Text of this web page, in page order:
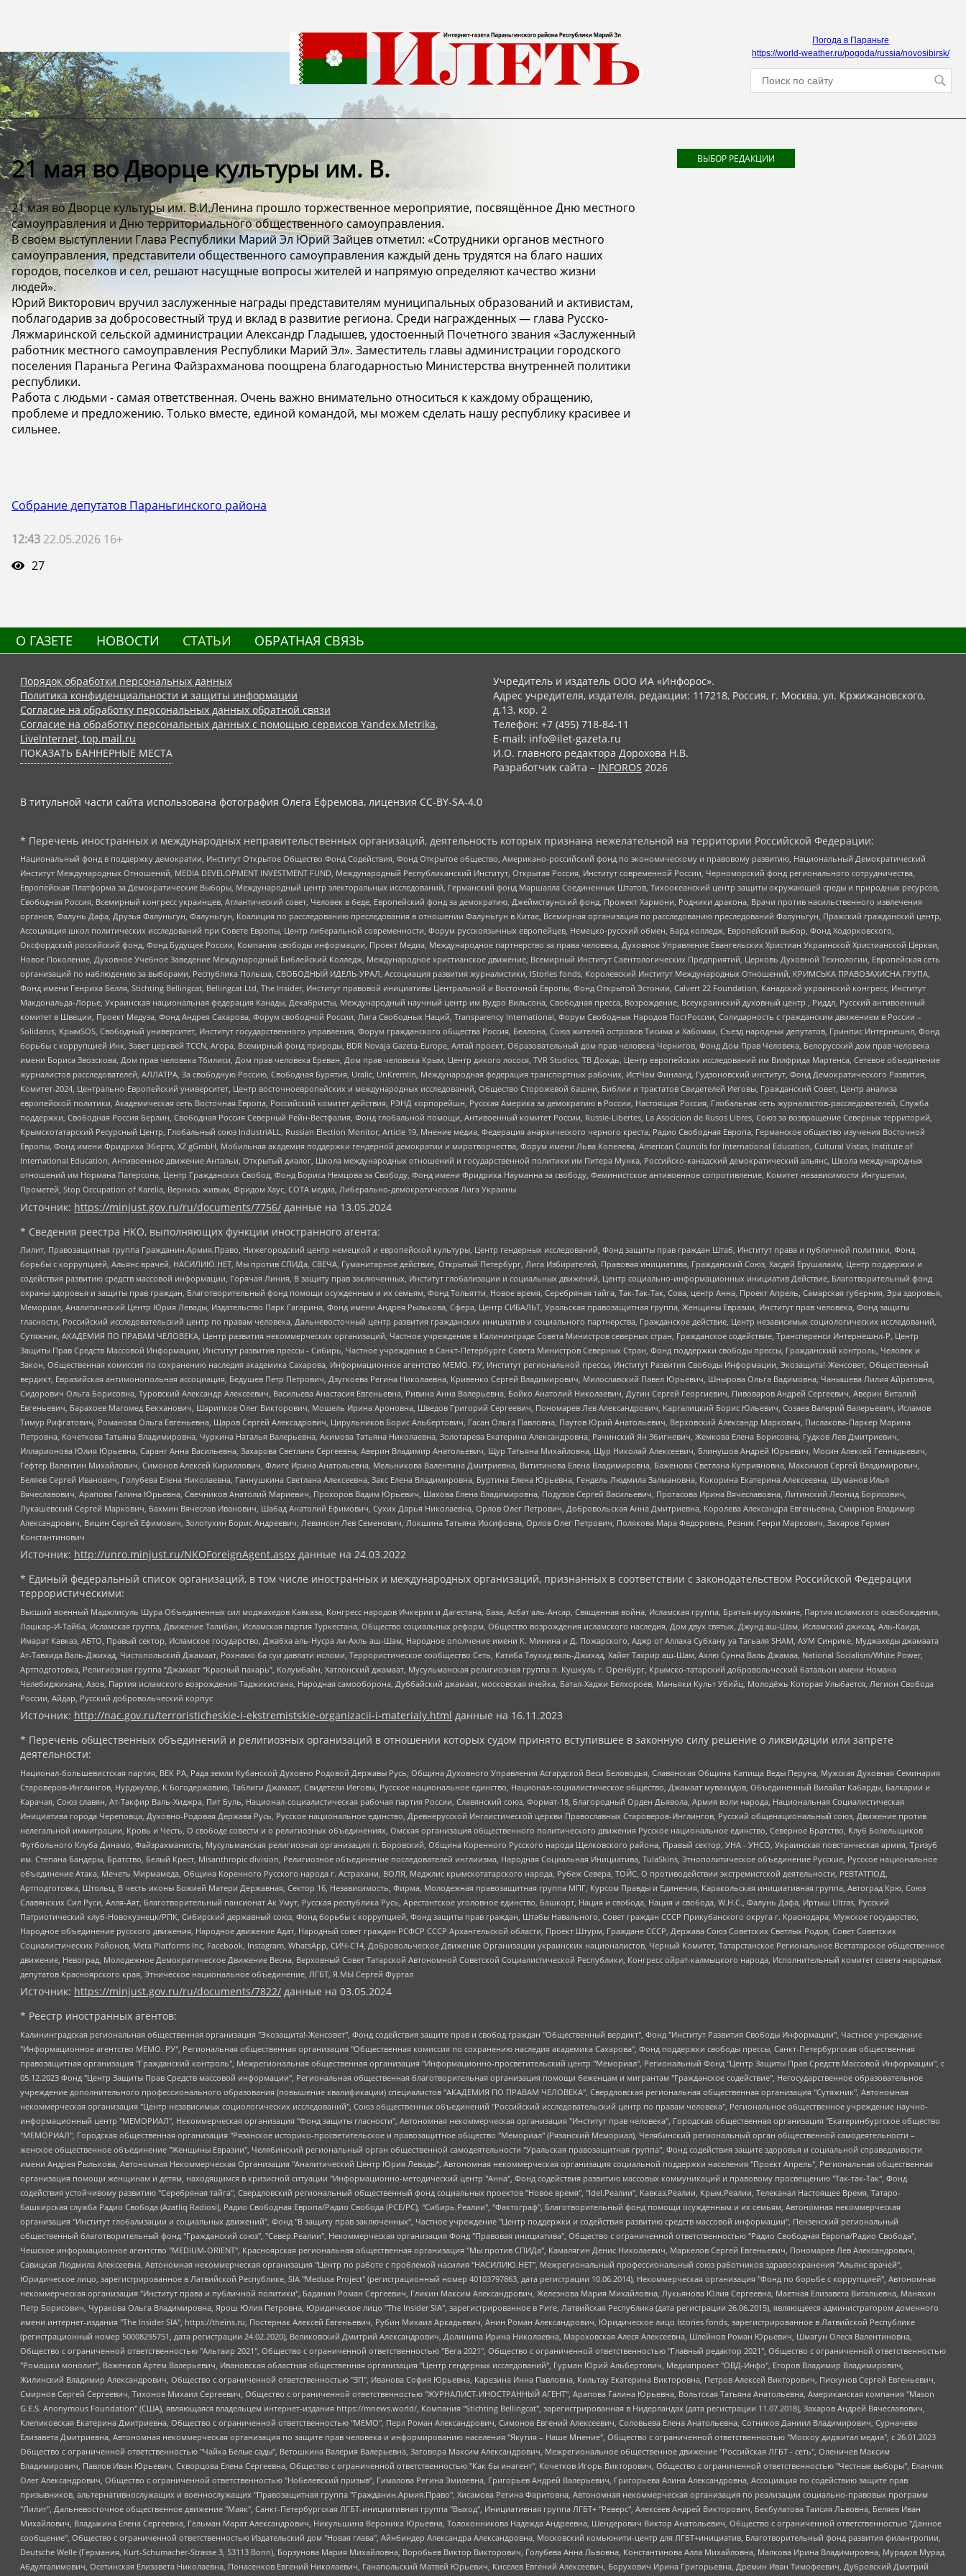
Погода в Параньге
https://world-weather.ru/pogoda/russia/novosibirsk/
21 мая во Дворце культуры им. В.
21 мая во Дворце культуры им. В.И.Ленина прошло торжественное мероприятие, посвящённое Дню местного
самоуправления и Дню территориального общественного самоуправления.
В своем выступлении Глава Республики Марий Эл Юрий Зайцев отметил: «Сотрудники органов местного
самоуправления, представители общественного самоуправления каждый день трудятся на благо наших
городов, поселков и сел, решают насущные вопросы жителей и напрямую определяют качество жизни
людей».
Юрий Викторович вручил заслуженные награды представителям муниципальных образований и активистам,
поблагодарив за добросовестный труд и вклад в развитие региона. Среди награжденных — глава Русско-
Ляжмаринской сельской администрации Александр Гладышев, удостоенный Почетного звания «Заслуженный
работник местного самоуправления Республики Марий Эл». Заместитель главы администрации городского
поселения Параньга Регина Файзрахманова поощрена благодарностью Министерства внутренней политики
республики.
Работа с людьми - самая ответственная. Очень важно внимательно относиться к каждому обращению,
проблеме и предложению. Только вместе, единой командой, мы можем сделать нашу республику красивее и
сильнее.
Собрание депутатов Параньгинского района
12:43 22.05.2026 16+
27
ВЫБОР РЕДАКЦИИ
О ГАЗЕТЕ НОВОСТИ СТАТЬИ ОБРАТНАЯ СВЯЗЬ
Порядок обработки персональных данных
Политика конфиденциальности и защиты информации
Согласие на обработку персональных данных обратной связи
Согласие на обработку персональных данных с помощью сервисов Yandex.Metrika,
LiveInternet, top.mail.ru
ПОКАЗАТЬ БАННЕРНЫЕ МЕСТА
Учредитель и издатель ООО ИА «Инфорос».
Адрес учредителя, издателя, редакции: 117218, Россия, г. Москва, ул. Кржижановского,
д.13, кор. 2
Телефон: +7 (495) 718-84-11
E-mail: info@ilet-gazeta.ru
И.О. главного редактора Дорохова Н.В.
Разработчик сайта – INFOROS 2026
В титульной части сайта использована фотография Олега Ефремова, лицензия CC-BY-SA-4.0
* Перечень иностранных и международных неправительственных организаций, деятельность которых признана нежелательной на территории Российской Федерации:
Национальный фонд в поддержку демократии, Институт Открытое Общество Фонд Содействия, Фонд Открытое общество, Американо-российский фонд по экономическому и правовому развитию, Национальный Демократический
Институт Международных Отношений, MEDIA DEVELOPMENT INVESTMENT FUND, Международный Республиканский Институт, Открытая Россия, Институт современной России, Черноморский фонд регионального сотрудничества,
Европейская Платформа за Демократические Выборы, Международный центр электоральных исследований, Германский фонд Маршалла Соединенных Штатов, Тихоокеанский центр защиты окружающей среды и природных ресурсов,
Свободная Россия, Всемирный конгресс украинцев, Атлантический совет, Человек в беде, Европейский фонд за демократию, Джеймстаунский фонд, Прожект Хармони, Родники дракона, Врачи против насильственного извлечения
органов, Фалунь Дафа, Друзья Фалуньгун, Фалуньгун, Коалиция по расследованию преследования в отношении Фалуньгун в Китае, Всемирная организация по расследованию преследований Фалуньгун, Пражский гражданский центр,
Ассоциация школ политических исследований при Совете Европы, Центр либеральной современности, Форум русскоязычных европейцев, Немецко-русский обмен, Бард колледж, Европейский выбор, Фонд Ходорковского,
Оксфордский российский фонд, Фонд Будущее России, Компания свободы информации, Проект Медиа, Международное партнерство за права человека, Духовное Управление Евангельских Христиан Украинской Христианской Церкви,
Новое Поколение, Духовное Учебное Заведение Международный Библейский Колледж, Международное христианское движение, Всемирный Институт Саентологических Предприятий, Церковь Духовной Технологии, Европейская сеть
организаций по наблюдению за выборами, Республика Польша, СВОБОДНЫЙ ИДЕЛЬ-УРАЛ, Ассоциация развития журналистики, IStories fonds, Королевский Институт Международных Отношений, КРИМСЬКА ПРАВОЗАХИСНА ГРУПА,
Фонд имени Генриха Бёлля, Stichting Bellingcat, Bellingcat Ltd, The Insider, Институт правовой инициативы Центральной и Восточной Европы, Фонд Открытой Эстонии, Calvert 22 Foundation, Канадский украинский конгресс, Институт
Макдональда-Лорье, Украинская национальная федерация Канады, Декабристы, Международный научный центр им Вудро Вильсона, Свободная пресса, Возрождение, Всеукраинский духовный центр , Риддл, Русский антивоенный
комитет в Швеции, Проект Медуза, Фонд Андрея Сахарова, Форум свободной России, Лига Свободных Наций, Transparеncy International, Форум Свободных Народов ПостРоссии, Солидарность с гражданским движением в России –
Solidarus, КрымSOS, Свободный университет, Институт государственного управления, Форум гражданского общества Россия, Беллона, Союз жителей островов Тисима и Хабомаи, Съезд народных депутатов, Гринпис Интернешнл, Фонд
борьбы с коррупцией Инк, Завет церквей TCCN, Агора, Всемирный фонд природы, BDR Novaja Gazeta-Europe, Алтай проект, Образовательный дом прав человека Чернигов, Фонд Дом Прав Человека, Белорусский дом прав человека
имени Бориса Звозскова, Дом прав человека Тбилиси, Дом прав человека Ереван, Дом прав человека Крым, Центр дикого лосося, TVR Studios, ТВ Дождь, Центр европейских исследований им Вилфрида Мартенса, Сетевое объединение
журналистов расследователей, АЛЛАТРА, За свободную Россию, Свободная Бурятия, Uralic, UnKremlin, Международная федерация транспортных рабочих, ИстЧам Финланд, Гудзоновский институт, Фонд Демократического Развития,
Комитет-2024, Центрально-Европейский университет, Центр восточноевропейских и международных исследований, Общество Сторожевой башни, Библии и трактатов Свидетелей Иеговы, Гражданский Совет, Центр анализа
европейской политики, Академическая сеть Восточная Европа, Российский комитет действия, РЭНД корпорейшн, Русская Америка за демократию в России, Настоящая Россия, Глобальная сеть журналистов-расследователей, Служба
поддержки, Свободная Россия Берлин, Свободная Россия Северный Рейн-Вестфалия, Фонд глобальной помощи, Антивоенный комитет России, Russie-Libertes, La Asocicion de Rusos Libres, Союз за возвращение Северных территорий,
Крымскотатарский Ресурсный Центр, Глобальный союз IndustriALL, Russian Election Monitor, Article 19, Мнение медиа, Федерация анархического черного креста, Радио Свободная Европа, Германское общество изучения Восточной
Европы, Фонд имени Фридриха Эберта, XZ gGmbH, Мобильная академия поддержки гендерной демократии и миротворчества, Форум имени Льва Копелева, American Councils for International Education, Cultural Vistas, Institute of
International Education, Антивоенное движение Антальи, Открытый диалог, Школа международных отношений и государственной политики им Питера Мунка, Российско-канадский демократический альянс, Школа международных
отношений им Нормана Патерсона, Центр Гражданских Свобод, Фонд Бориса Немцова за Свободу, Фонд имени Фридриха Науманна за свободу, Феминистское антивоенное сопротивление, Комитет независимости Ингушетии,
Прометей, Stop Occupation of Karelia, Вернись живым, Фридом Хаус, СОТА медиа, Либерально-демократическая Лига Украины
Источник: https://minjust.gov.ru/ru/documents/7756/ данные на 13.05.2024
* Сведения реестра НКО, выполняющих функции иностранного агента:
Лилит, Правозащитная группа Гражданин.Армия.Право, Нижегородский центр немецкой и европейской культуры, Центр гендерных исследований, Фонд защиты прав граждан Штаб, Институт права и публичной политики, Фонд
борьбы с коррупцией, Альянс врачей, НАСИЛИЮ.НЕТ, Мы против СПИДа, СВЕЧА, Гуманитарное действие, Открытый Петербург, Лига Избирателей, Правовая инициатива, Гражданский Союз, Хасдей Ерушалаим, Центр поддержки и
содействия развитию средств массовой информации, Горячая Линия, В защиту прав заключенных, Институт глобализации и социальных движений, Центр социально-информационных инициатив Действие, Благотворительный фонд
охраны здоровья и защиты прав граждан, Благотворительный фонд помощи осужденным и их семьям, Фонд Тольятти, Новое время, Серебряная тайга, Так-Так-Так, Сова, центр Анна, Проект Апрель, Самарская губерния, Эра здоровья,
Мемориал, Аналитический Центр Юрия Левады, Издательство Парк Гагарина, Фонд имени Андрея Рылькова, Сфера, Центр СИБАЛЬТ, Уральская правозащитная группа, Женщины Евразии, Институт прав человека, Фонд защиты
гласности, Российский исследовательский центр по правам человека, Дальневосточный центр развития гражданских инициатив и социального партнерства, Гражданское действие, Центр независимых социологических исследований,
Сутяжник, АКАДЕМИЯ ПО ПРАВАМ ЧЕЛОВЕКА, Центр развития некоммерческих организаций, Частное учреждение в Калининграде Совета Министров северных стран, Гражданское содействие, Трансперенси Интернешнл-Р, Центр
Защиты Прав Средств Массовой Информации, Институт развития прессы - Сибирь, Частное учреждение в Санкт-Петербурге Совета Министров Северных Стран, Фонд поддержки свободы прессы, Гражданский контроль, Человек и
Закон, Общественная комиссия по сохранению наследия академика Сахарова, Информационное агентство МЕМО. РУ, Институт региональной прессы, Институт Развития Свободы Информации, Экозащита!-Женсовет, Общественный
вердикт, Евразийская антимонопольная ассоциация, Бедушев Петр Петрович, Дзугкоева Регина Николаевна, Кривенко Сергей Владимирович, Милославский Павел Юрьевич, Шнырова Ольга Вадимовна, Чанышева Лилия Айратовна,
Сидорович Ольга Борисовна, Туровский Александр Алексеевич, Васильева Анастасия Евгеньевна, Ривина Анна Валерьевна, Бойко Анатолий Николаевич, Дугин Сергей Георгиевич, Пивоваров Андрей Сергеевич, Аверин Виталий
Евгеньевич, Барахоев Магомед Бекханович, Шарипков Олег Викторович, Мошель Ирина Ароновна, Шведов Григорий Сергеевич, Пономарев Лев Александрович, Каргалицкий Борис Юльевич, Созаев Валерий Валерьевич, Исламов
Тимур Рифгатович, Романова Ольга Евгеньевна, Щаров Сергей Алексадрович, Цирульников Борис Альбертович, Гасан Ольга Павловна, Паутов Юрий Анатольевич, Верховский Александр Маркович, Пислакова-Паркер Марина
Петровна, Кочеткова Татьяна Владимировна, Чуркина Наталья Валерьевна, Акимова Татьяна Николаевна, Золотарева Екатерина Александровна, Рачинский Ян Збигневич, Жемкова Елена Борисовна, Гудков Лев Дмитриевич,
Илларионова Юлия Юрьевна, Саранг Анна Васильевна, Захарова Светлана Сергеевна, Аверин Владимир Анатольевич, Щур Татьяна Михайловна, Щур Николай Алексеевич, Блинушов Андрей Юрьевич, Мосин Алексей Геннадьевич,
Гефтер Валентин Михайлович, Симонов Алексей Кириллович, Флиге Ирина Анатольевна, Мельникова Валентина Дмитриевна, Вититинова Елена Владимировна, Баженова Светлана Куприяновна, Максимов Сергей Владимирович,
Беляев Сергей Иванович, Голубева Елена Николаевна, Ганнушкина Светлана Алексеевна, Закс Елена Владимировна, Буртина Елена Юрьевна, Гендель Людмила Залмановна, Кокорина Екатерина Алексеевна, Шуманов Илья
Вячеславович, Арапова Галина Юрьевна, Свечников Анатолий Мариевич, Прохоров Вадим Юрьевич, Шахова Елена Владимировна, Подузов Сергей Васильевич, Протасова Ирина Вячеславовна, Литинский Леонид Борисович,
Лукашевский Сергей Маркович, Бахмин Вячеслав Иванович, Шабад Анатолий Ефимович, Сухих Дарья Николаевна, Орлов Олег Петрович, Добровольская Анна Дмитриевна, Королева Александра Евгеньевна, Смирнов Владимир
Александрович, Вицин Сергей Ефимович, Золотухин Борис Андреевич, Левинсон Лев Семенович, Локшина Татьяна Иосифовна, Орлов Олег Петрович, Полякова Мара Федоровна, Резник Генри Маркович, Захаров Герман
Константинович
Источник: http://unro.minjust.ru/NKOForeignAgent.aspx данные на 24.03.2022
* Единый федеральный список организаций, в том числе иностранных и международных организаций, признанных в соответствии с законодательством Российской Федерации
террористическими:
Высший военный Маджлисуль Шура Объединенных сил моджахедов Кавказа, Конгресс народов Ичкерии и Дагестана, База, Асбат аль-Ансар, Священная война, Исламская группа, Братья-мусульмане, Партия исламского освобождения,
Лашкар-И-Тайба, Исламская группа, Движение Талибан, Исламская партия Туркестана, Общество социальных реформ, Общество возрождения исламского наследия, Дом двух святых, Джунд аш-Шам, Исламский джихад, Аль-Каида,
Имарат Кавказ, АБТО, Правый сектор, Исламское государство, Джабха аль-Нусра ли-Ахль аш-Шам, Народное ополчение имени К. Минина и Д. Пожарского, Аджр от Аллаха Субхану уа Тагьаля SHAM, АУМ Синрике, Муджахеды джамаата
Ат-Тавхида Валь-Джихад, Чистопольский Джамаат, Рохнамо ба суи давлати исломи, Террористическое сообщество Сеть, Катиба Таухид валь-Джихад, Хайят Тахрир аш-Шам, Ахлю Сунна Валь Джамаа, National Socialism/White Power,
Артподготовка, Религиозная группа “Джамаат “Красный пахарь”, Колумбайн, Хатлонский джамаат, Мусульманская религиозная группа п. Кушкуль г. Оренбург, Крымско-татарский добровольческий батальон имени Номана
Челебиджихана, Азов, Партия исламского возрождения Таджикистана, Народная самооборона, Дуббайский джамаат, московская ячейка, Батал-Хаджи Белхороев, Маньяки Культ Убийц, Молодёжь Которая Улыбается, Легион Свобода
России, Айдар, Русский добровольческий корпус
Источник: http://nac.gov.ru/terroristicheskie-i-ekstremistskie-organizacii-i-materialy.html данные на 16.11.2023
* Перечень общественных объединений и религиозных организаций в отношении которых судом принято вступившее в законную силу решение о ликвидации или запрете
деятельности:
Национал-большевистская партия, ВЕК РА, Рада земли Кубанской Духовно Родовой Державы Русь, Община Духовного Управления Асгардской Веси Беловодья, Славянская Община Капища Веды Перуна, Мужская Духовная Семинария
Староверов-Инглингов, Нурджулар, К Богодержавию, Таблиги Джамаат, Свидетели Иеговы, Русское национальное единство, Национал-социалистическое общество, Джамаат мувахидов, Объединенный Вилайат Кабарды, Балкарии и
Карачая, Союз славян, Ат-Такфир Валь-Хиджра, Пит Буль, Национал-социалистическая рабочая партия России, Славянский союз, Формат-18, Благородный Орден Дьявола, Армия воли народа, Национальная Социалистическая
Инициатива города Череповца, Духовно-Родовая Держава Русь, Русское национальное единство, Древнерусской Инглистической церкви Православных Староверов-Инглингов, Русский общенациональный союз, Движение против
нелегальной иммиграции, Кровь и Честь, О свободе совести и о религиозных объединениях, Омская организация общественного политического движения Русское национальное единство, Северное Братство, Клуб Болельщиков
Футбольного Клуба Динамо, Файзрахманисты, Мусульманская религиозная организация п. Боровский, Община Коренного Русского народа Щелковского района, Правый сектор, УНА - УНСО, Украинская повстанческая армия, Тризуб
им. Степана Бандеры, Братство, Белый Крест, Misanthropic division, Религиозное объединение последователей инглиизма, Народная Социальная Инициатива, TulaSkins, Этнополитическое объединение Русские, Русское национальное
объединение Атака, Мечеть Мирмамеда, Община Коренного Русского народа г. Астрахани, ВОЛЯ, Меджлис крымскотатарского народа, Рубеж Севера, ТОЙС, О противодействии экстремистской деятельности, РЕВТАТПОД,
Артподготовка, Штольц, В честь иконы Божией Матери Державная, Сектор 16, Независимость, Фирма, Молодежная правозащитная группа МПГ, Курсом Правды и Единения, Каракольская инициативная группа, Автоград Крю, Союз
Славянских Сил Руси, Алля-Аят, Благотворительный пансионат Ак Умут, Русская республика Русь, Арестантское уголовное единство, Башкорт, Нация и свобода, Нация и свобода, W.H.С., Фалунь Дафа, Иртыш Ultras, Русский
Патриотический клуб-Новокузнецк/РПК, Сибирский державный союз, Фонд борьбы с коррупцией, Фонд защиты прав граждан, Штабы Навального, Совет граждан СССР Прикубанского округа г. Краснодара, Мужское государство,
Народное объединение русского движения, Народное движение Адат, Народный совет граждан РСФСР СССР Архангельской области, Проект Штурм, Граждане СССР, Держава Союз Советских Светлых Родов, Совет Советских
Социалистических Районов, Meta Platforms Inc, Facebook, Instagram, WhatsApp, СИЧ-С14, Добровольческое Движение Организации украинских националистов, Черный Комитет, Татарстанское Региональное Всетатарское общественное
движение, Невоград, Молодежное Демократическое Движение Весна, Верховный Совет Татарской Автономной Советской Социалистической Республики, Конгресс ойрат-калмыцкого народа, Исполнительный комитет совета народных
депутатов Красноярского края, Этническое национальное объединение, ЛГБТ, Я.МЫ Сергей Фургал
Источник: https://minjust.gov.ru/ru/documents/7822/ данные на 03.05.2024
* Реестр иностранных агентов:
Калининградская региональная общественная организация "Экозащита!-Женсовет", Фонд содействия защите прав и свобод граждан "Общественный вердикт", Фонд "Институт Развития Свободы Информации", Частное учреждение "Информационное агентство МЕМО. РУ", Региональная общественная организация "Общественная комиссия по сохранению наследия академика Сахарова", Фонд поддержки свободы прессы, Санкт-Петербургская общественная правозащитная организация "Гражданский контроль", Межрегиональная общественная организация "Информационно-просветительский центр "Мемориал", Региональный Фонд "Центр Защиты Прав Средств Массовой Информации", с 05.12.2023 Фонд "Центр Защиты Прав Средств массовой информации", Региональная общественная благотворительная организация помощи беженцам и мигрантам "Гражданское содействие", Негосударственное образовательное учреждение дополнительного профессионального образования (повышение квалификации) специалистов "АКАДЕМИЯ ПО ПРАВАМ ЧЕЛОВЕКА", Свердловская региональная общественная организация "Сутяжник", Автономная некоммерческая организация "Центр независимых социологических исследований", Союз общественных объединений "Российский исследовательский центр по правам человека", Региональное общественное учреждение научно-информационный центр "МЕМОРИАЛ", Некоммерческая организация "Фонд защиты гласности", Автономная некоммерческая организация "Институт прав человека", Городская общественная организация "Екатеринбургское общество "МЕМОРИАЛ", Городская общественная организация "Рязанское историко-просветительское и правозащитное общество "Мемориал" (Рязанский Мемориал), Челябинский региональный орган общественной самодеятельности – женское общественное объединение "Женщины Евразии", Челябинский региональный орган общественной самодеятельности "Уральская правозащитная группа", Фонд содействия защите здоровья и социальной справедливости имени Андрея Рылькова, Автономная Некоммерческая Организация "Аналитический Центр Юрия Левады", Автономная некоммерческая организация социальной поддержки населения "Проект Апрель", Региональная общественная организация помощи женщинам и детям, находящимся в кризисной ситуации "Информационно-методический центр "Анна", Фонд содействия развитию массовых коммуникаций и правовому просвещению "Так-так-Так", Фонд содействия устойчивому развитию "Серебряная тайга", Свердловский региональный общественный фонд социальных проектов "Новое время", "Idel.Реалии", Кавказ.Реалии, Крым.Реалии, Телеканал Настоящее Время, Татаро-башкирская служба Радио Свобода (Azatliq Radiosi), Радио Свободная Европа/Радио Свобода (PCE/PC), "Сибирь.Реалии", "Фактограф", Благотворительный фонд помощи осужденным и их семьям, Автономная некоммерческая организация "Институт глобализации и социальных движений", Фонд "В защиту прав заключенных", Частное учреждение "Центр поддержки и содействия развитию средств массовой информации", Пензенский региональный общественный благотворительный фонд "Гражданский союз", "Север.Реалии", Некоммерческая организация Фонд "Правовая инициатива", Общество с ограниченной ответственностью "Радио Свободная Европа/Радио Свобода", Чешское информационное агентство "MEDIUM-ORIENT", Красноярская региональная общественная организация "Мы против СПИДа", Камалягин Денис Николаевич, Маркелов Сергей Евгеньевич, Пономарев Лев Александрович, Савицкая Людмила Алексеевна, Автономная некоммерческая организация "Центр по работе с проблемой насилия "НАСИЛИЮ.НЕТ", Межрегиональный профессиональный союз работников здравоохранения "Альянс врачей", Юридическое лицо, зарегистрированное в Латвийской Республике, SIA "Medusa Project" (регистрационный номер 40103797863, дата регистрации 10.06.2014), Некоммерческая организация "Фонд по борьбе с коррупцией", Автономная некоммерческая организация "Институт права и публичной политики", Баданин Роман Сергеевич, Гликин Максим Александрович, Железнова Мария Михайловна, Лукьянова Юлия Сергеевна, Маетная Елизавета Витальевна, Маняхин Петр Борисович, Чуракова Ольга Владимировна, Ярош Юлия Петровна, Юридическое лицо "The Insider SIA", зарегистрированное в Риге, Латвийская Республика (дата регистрации 26.06.2015), являющееся администратором доменного имени интернет-издания "The Insider SIA", https://theins.ru, Постернак Алексей Евгеньевич, Рубин Михаил Аркадьевич, Анин Роман Александрович, Юридическое лицо Istories fonds, зарегистрированное в Латвийской Республике (регистрационный номер 50008295751, дата регистрации 24.02.2020), Великовский Дмитрий Александрович, Долинина Ирина Николаевна, Мароховская Алеся Алексеевна, Шлейнов Роман Юрьевич, Шмагун Олеся Валентиновна, Общество с ограниченной ответственностью "Альтаир 2021", Общество с ограниченной ответственностью "Вега 2021", Общество с ограниченной ответственностью "Главный редактор 2021", Общество с ограниченной ответственностью "Ромашки монолит", Важенков Артем Валерьевич, Ивановская областная общественная организация "Центр гендерных исследований", Гурман Юрий Альбертович, Медиапроект "ОВД-Инфо", Егоров Владимир Владимирович, Жилинский Владимир Александрович, Общество с ограниченной ответственностью "ЗП", Иванова София Юрьевна, Карезина Инна Павловна, Кильтау Екатерина Викторовна, Петров Алексей Викторович, Пискунов Сергей Евгеньевич, Смирнов Сергей Сергеевич, Тихонов Михаил Сергеевич, Общество с ограниченной ответственностью "ЖУРНАЛИСТ-ИНОСТРАННЫЙ АГЕНТ", Арапова Галина Юрьевна, Вольтская Татьяна Анатольевна, Американская компания "Mason G.E.S. Anonymous Foundation" (США), являющаяся владельцем интернет-издания https://mnews.world/, Компания "Stichting Bellingcat", зарегистрированная в Нидерландах (дата регистрации 11.07.2018), Захаров Андрей Вячеславович, Клепиковская Екатерина Дмитриевна, Общество с ограниченной ответственностью "МЕМО", Перл Роман Александрович, Симонов Евгений Алексеевич, Соловьева Елена Анатольевна, Сотников Даниил Владимирович, Сурначева Елизавета Дмитриевна, Автономная некоммерческая организация по защите прав человека и информированию населения "Якутия – Наше Мнение", Общество с ограниченной ответственностью "Москоу диджитал медиа", с 26.01.2023 Общество с ограниченной ответственностью "Чайка Белые сады", Ветошкина Валерия Валерьевна, Заговора Максим Александрович, Межрегиональное общественное движение "Российская ЛГБТ - сеть", Оленичев Максим Владимирович, Павлов Иван Юрьевич, Скворцова Елена Сергеевна, Общество с ограниченной ответственностью "Как бы инагент", Кочетков Игорь Викторович, Общество с ограниченной ответственностью "Честные выборы", Еланчик Олег Александрович, Общество с ограниченной ответственностью "Нобелевский призыв", Гималова Регина Эмилевна, Григорьев Андрей Валерьевич, Григорьева Алина Александровна, Ассоциация по содействию защите прав призывников, альтернативнослужащих и военнослужащих "Правозащитная группа "Гражданин.Армия.Право", Хисамова Регина Фаритовна, Автономная некоммерческая организация по реализации социально-правовых программ "Лилит", Дальневосточное общественное движение "Маяк", Санкт-Петербургская ЛГБТ-инициативная группа "Выход", Инициативная группа ЛГБТ+ "Реверс", Алексеев Андрей Викторович, Бекбулатова Таисия Львовна, Беляев Иван Михайлович, Владыкина Елена Сергеевна, Гельман Марат Александрович, Никульшина Вероника Юрьевна, Толоконникова Надежда Андреевна, Шендерович Виктор Анатольевич, Общество с ограниченной ответственностью "Данное сообщение", Общество с ограниченной ответственностью Издательский дом "Новая глава", Айнбиндер Александра Александровна, Московский комьюнити-центр для ЛГБТ+инициатив, Благотворительный фонд развития филантропии, Deutsche Welle (Германия, Kurt-Schumacher-Strasse 3, 53113 Bonn), Борзунова Мария Михайловна, Воробьев Виктор Викторович, Голубева Анна Львовна, Константинова Алла Михайловна, Малкова Ирина Владимировна, Мурадов Мурад Абдулгалимович, Осетинская Елизавета Николаевна, Понасенков Евгений Николаевич, Ганапольский Матвей Юрьевич, Киселев Евгений Алексеевич, Борухович Ирина Григорьевна, Дремин Иван Тимофеевич, Дубровский Дмитрий Викторович, Красноярская региональная общественная организация поддержки и развития альтернативных образовательных технологий и межкультурных коммуникаций "ИНТЕРРА", Маяковская Екатерина Алексеевна, Фейгин Марк Захарович, Филимонов Андрей Викторович, Дзугкоева Регина Николаевна, Доброхотов Роман Александрович, Дудь Юрий Александрович, Елкин Сергей Владимирович, Кругликов Кирилл Игоревич, Сабунаева Мария Леонидовна, Семенов Алексей Владимирович, Шаинян Карен Багратович, Шульман Екатерина Михайловна, Асафьев Артур Валерьевич, Вахштайн Виктор Семенович, Венедиктов Алексей Алексеевич, Лушникова Екатерина Евгеньевна, Волков Леонид Михайлович, Невзоров Александр Глебович, Пархоменко Сергей Борисович, Сироткин Ярослав Николаевич, Кара-Мурза Владимир Владимирович, Баранова Наталья Владимировна, Гозман Леонид Яковлевич, Кагарлицкий Борис Юльевич, Климарев Михаил Валерьевич, Милов Владимир Станиславович, Автономная некоммерческая организация Краснодарский центр современного искусства "Типография", Моргенштерн Алишер Тагирович, Соболь Любовь Эдуардовна, Общество с ограниченной ответственностью "ЛИЗА НОРМ", Каспаров Гарри Кимович, Ходорковский Михаил Борисович, Общество с ограниченной ответственностью "Апрельские тезисы", Данилович Ирина Брониславовна, Кашин Олег Владимирович, Петров Николай Владимирович, Пивоваров Алексей Владимирович, Соколов Михаил Владимирович, Цветкова Юлия Владимировна, Чичваркин Евгений Александрович, Комитет против пыток/Команда против пыток, Общество с ограниченной ответственностью "Первый научный", Общество с ограниченной ответственностью "Вертолет и ко", Белоцерковская Вероника Борисовна, Кац Максим Евгеньевич, Лазарева Татьяна Юрьевна, Шаведдинов Руслан Табризович, Яшин Илья Валерьевич, Общество с ограниченной ответственностью "Иноагент ААВ", Алешковский Дмитрий Петрович, Альбац Евгения Марковна, Быков Дмитрий Львович, Галямина Юлия Евгеньевна, Лойко Сергей Леонидович, Мартынов Кирилл Константинович, Медведев Сергей Александрович, Крашенинников Федор Геннадиевич, Гордеева Катерина Вл